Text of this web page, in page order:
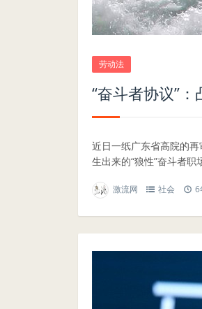
劳动法
“奋斗者协议”
近日一纸广东省高院的
生出来的“狼性”奋斗者
激流网 社会 6